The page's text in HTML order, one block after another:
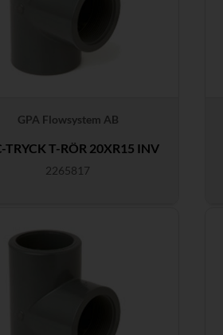
GPA Flowsystem AB
TRYCK T-RÖR 20XR15 INV
2265817